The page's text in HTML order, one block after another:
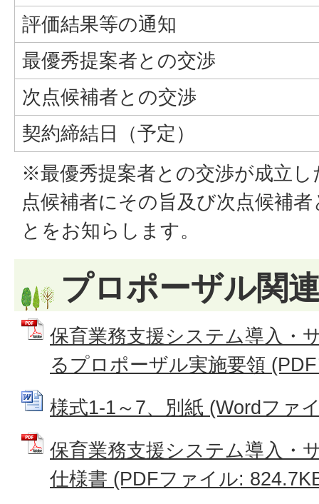
評価結果等の通知
最優秀提案者との交渉
次点候補者との交渉
契約締結日（予定）
※最優秀提案者との交渉が成立
点候補者にその旨及び次点候補
とをお知らします。
プロポーザル関
保育業務支援システム導入・
るプロポーザル実施要領
様式1-1～7、別紙 (Wordファ
保育業務支援システム導入・
仕様書 (PDFファイル: